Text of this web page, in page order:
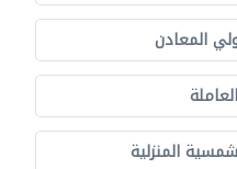
المعادن
المنزلية